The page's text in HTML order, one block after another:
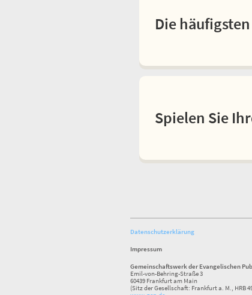
Die
Spielen Sie
Datenschutzerklärung
Impressum
Gemeinschaftswerk der Evangelischen
Emil-von-Behring-Straße 3
60439 Frankfurt am Main
(Sitz der Gesellschaft: Frankfurt a. M., HRB